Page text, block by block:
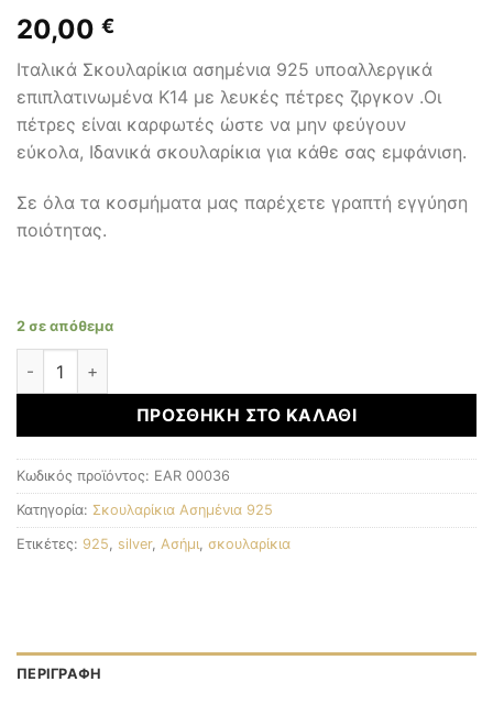
20,00 €
Ιταλικά Σκουλαρίκια ασημένια 925 υποαλλεργικά
επιπλατινωμένα Κ14 με λευκές πέτρες ζιργκον .Οι
πέτρες είναι καρφωτές ώστε να μην φεύγουν
εύκολα, Ιδανικά σκουλαρίκια για κάθε σας εμφάνιση.
Σε όλα τα κοσμήματα μας παρέχετε γραπτή εγγύηση
ποιότητας.
2 σε απόθεμα
Σκουλαρίκια Ασημένια 925 ποσότητα
ΠΡΟΣΘΉΚΗ ΣΤΟ ΚΑΛΆΘΙ
Κωδικός προϊόντος: EAR 00036
Κατηγορία: Σκουλαρίκια Ασημένια 925
Ετικέτες: 925, silver, Ασήμι, σκουλαρίκια
ΠΕΡΙΓΡΑΦΉ